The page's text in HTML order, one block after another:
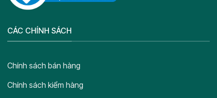
CÁC CHÍNH SÁCH
Chính sách bán hàng
Chính sách kiểm hàng